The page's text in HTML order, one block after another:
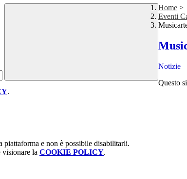
Home >
Eventi
Notizie
Questo
.
piattaforma e non è possibile disabilitarli.
visionare la COOKIE POLICY.